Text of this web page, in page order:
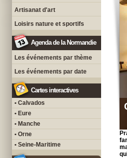
Artisanat d'art
Loisirs nature et sportifs
Agenda de la Normandie
Les événements par thème
Les événements par date
Cartes interactives
• Calvados
• Eure
• Manche
• Orne
• Seine-Maritime